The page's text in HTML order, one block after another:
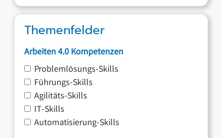
Themenfelder
Arbeiten 4.0 Kompetenzen
Problemlösungs-Skills
Führungs-Skills
Agilitäts-Skills
IT-Skills
Automatisierung-Skills